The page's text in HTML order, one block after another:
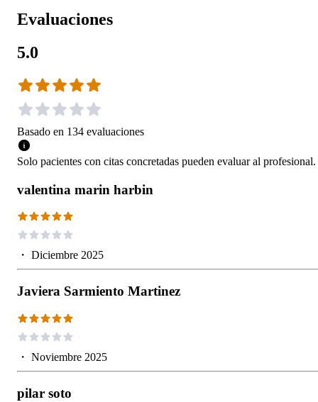
Evaluaciones
5.0
Basado en 134 evaluaciones
Solo pacientes con citas concretadas pueden evaluar al profesional.
valentina marin harbin
・ Diciembre 2025
Javiera Sarmiento Martinez
・ Noviembre 2025
pilar soto